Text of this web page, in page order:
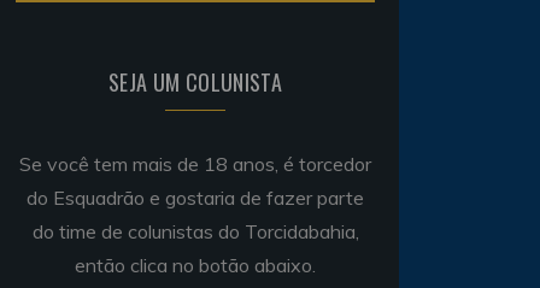
SEJA UM COLUNISTA
Se você tem mais de 18 anos, é torcedor
do Esquadrão e gostaria de fazer parte
do time de colunistas do Torcidabahia,
então clica no botão abaixo.